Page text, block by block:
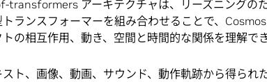
transformers アーキテクチャは、リーズニングの
ランスフォーマーを組み合わせることで、
の相互作用、動き、空間と時間的な関係を理解で
ト、画像、動画、サウンド、動作軌跡から得られ